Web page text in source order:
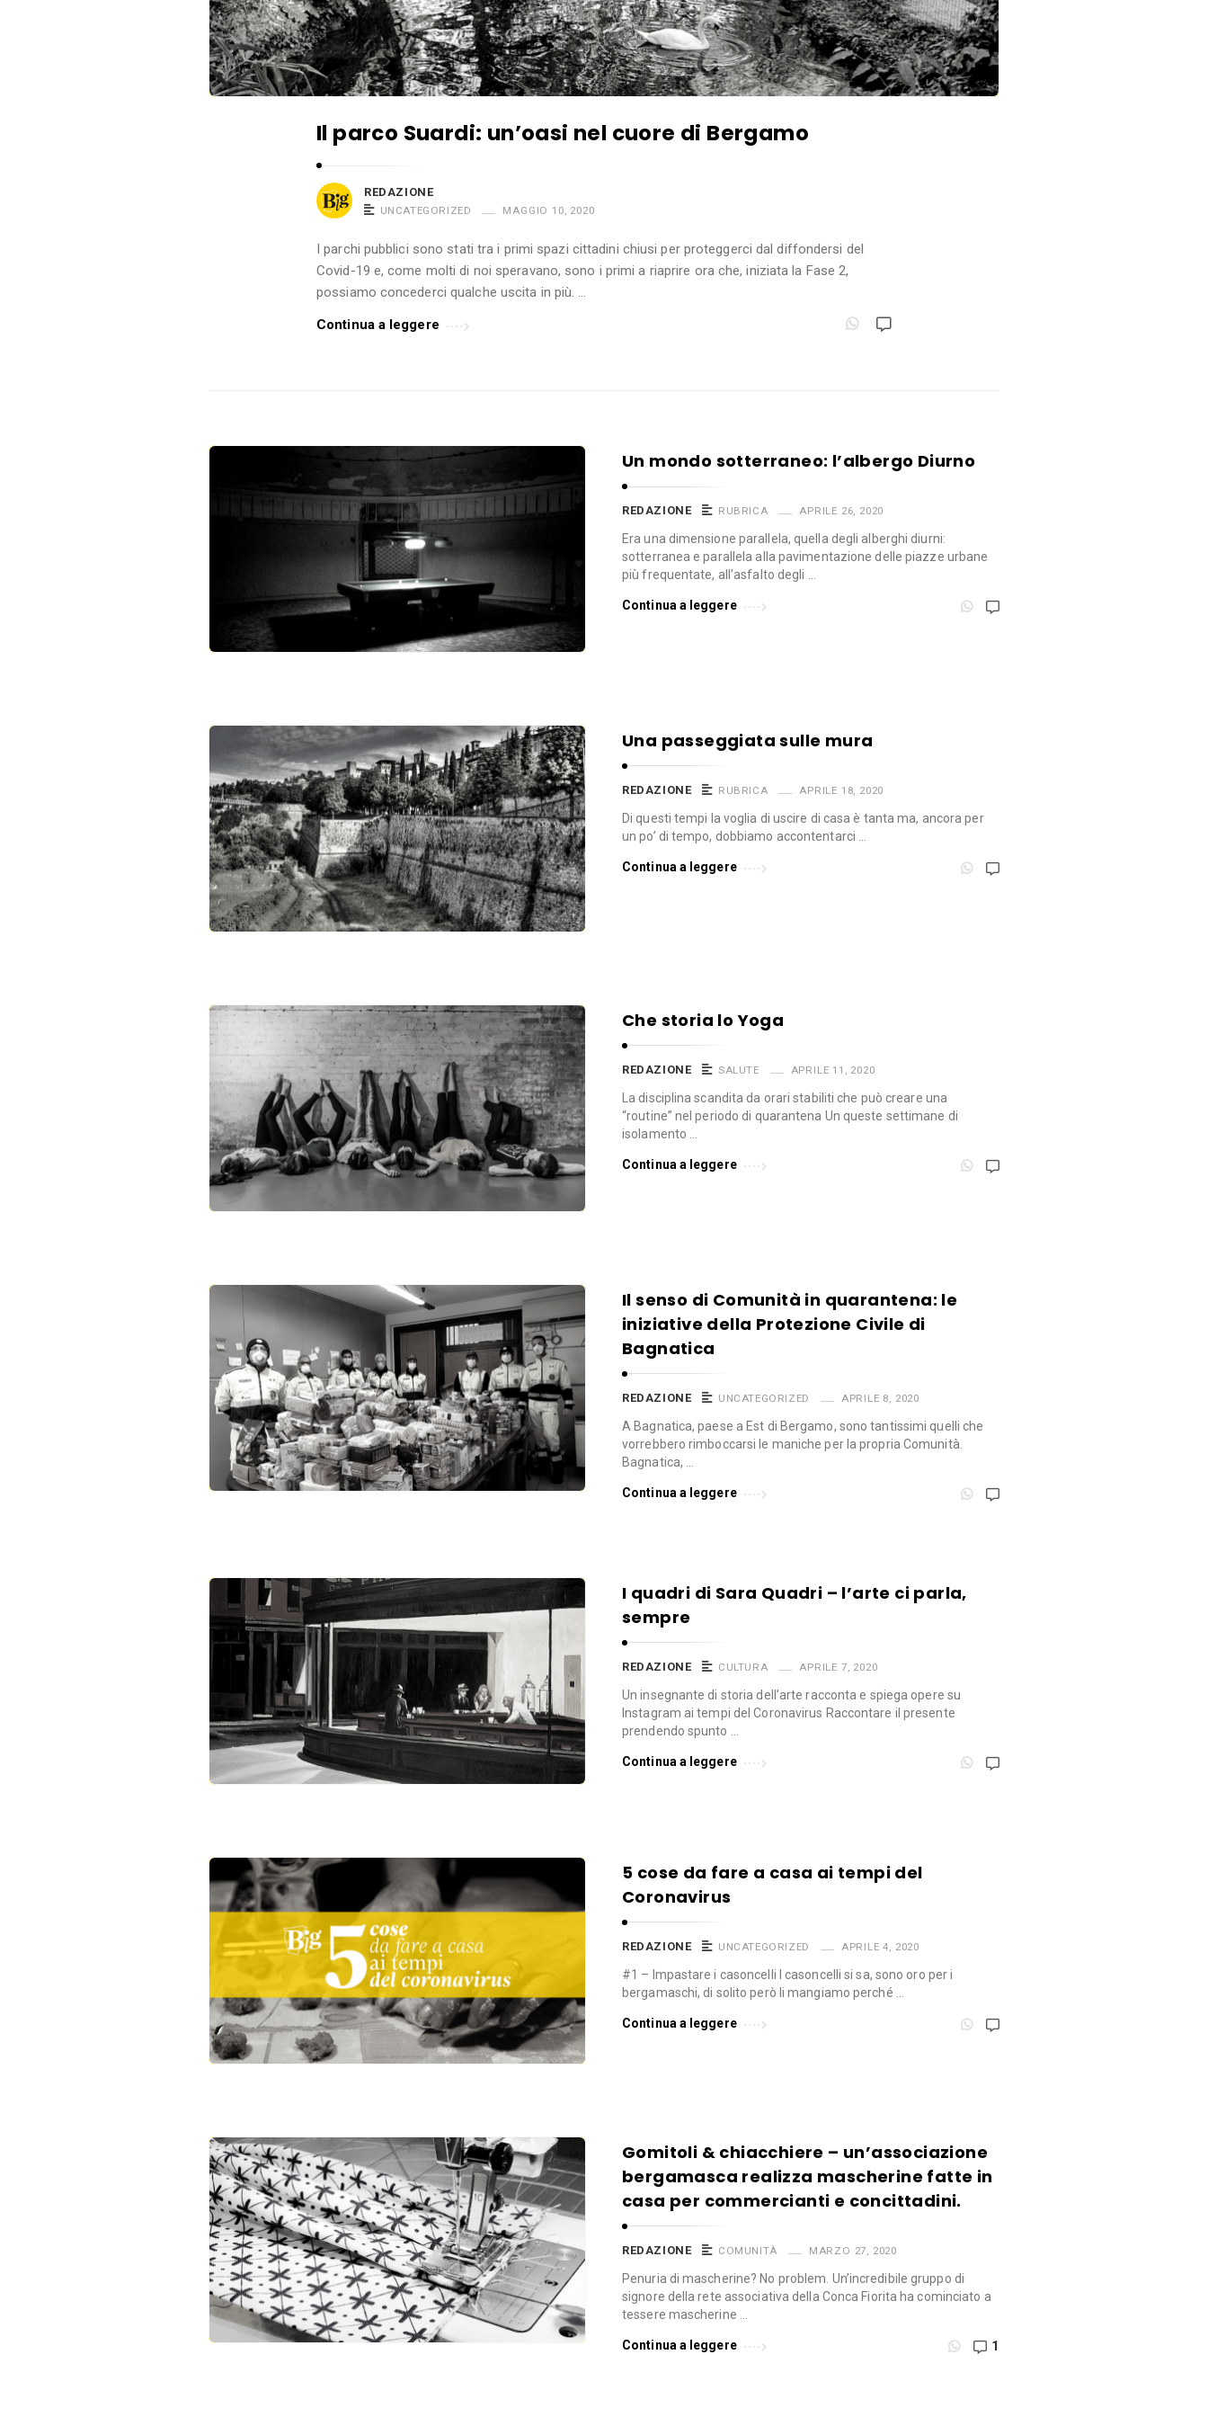
a
n
d
e
Il parco Suardi: un’oasi nel cuore di Bergamo
REDAZIONE
UNCATEGORIZED MAGGIO 10, 2020
I parchi pubblici sono stati tra i primi spazi cittadini chiusi per proteggerci dal diffondersi del
Covid-19 e, come molti di noi speravano, sono i primi a riaprire ora che, iniziata la Fase 2,
possiamo concederci qualche uscita in più. …
Continua a leggere
Un mondo sotterraneo: l’albergo Diurno
REDAZIONE RUBRICA APRILE 26, 2020
Era una dimensione parallela, quella degli alberghi diurni:
sotterranea e parallela alla pavimentazione delle piazze urbane
più frequentate, all’asfalto degli …
Continua a leggere
Una passeggiata sulle mura
REDAZIONE RUBRICA APRILE 18, 2020
Di questi tempi la voglia di uscire di casa è tanta ma, ancora per
un po’ di tempo, dobbiamo accontentarci …
Continua a leggere
Che storia lo Yoga
REDAZIONE SALUTE APRILE 11, 2020
La disciplina scandita da orari stabiliti che può creare una
“routine” nel periodo di quarantena Un queste settimane di
isolamento …
Continua a leggere
Il senso di Comunità in quarantena: le
iniziative della Protezione Civile di
Bagnatica
REDAZIONE UNCATEGORIZED APRILE 8, 2020
A Bagnatica, paese a Est di Bergamo, sono tantissimi quelli che
vorrebbero rimboccarsi le maniche per la propria Comunità.
Bagnatica, …
Continua a leggere
I quadri di Sara Quadri – l’arte ci parla,
sempre
REDAZIONE CULTURA APRILE 7, 2020
Un insegnante di storia dell’arte racconta e spiega opere su
Instagram ai tempi del Coronavirus Raccontare il presente
prendendo spunto …
Continua a leggere
5 cose da fare a casa ai tempi del
Coronavirus
REDAZIONE UNCATEGORIZED APRILE 4, 2020
#1 – Impastare i casoncelli I casoncelli si sa, sono oro per i
bergamaschi, di solito però li mangiamo perché …
Continua a leggere
Gomitoli & chiacchiere – un’associazione
bergamasca realizza mascherine fatte in
casa per commercianti e concittadini.
REDAZIONE COMUNITÀ MARZO 27, 2020
Penuria di mascherine? No problem. Un’incredibile gruppo di
signore della rete associativa della Conca Fiorita ha cominciato a
tessere mascherine …
Continua a leggere 1